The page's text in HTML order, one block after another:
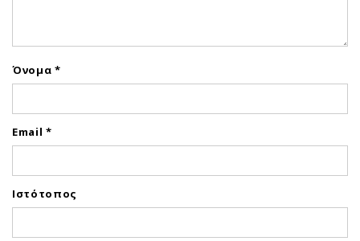
Όνομα *
Email *
Ιστότοπος